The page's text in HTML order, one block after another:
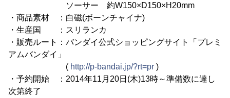
ソーサー 約W150×D150×H20mm
・商品素材 ：白磁(ボーンチャイナ)
・生産国 ：スリランカ
・販売ルート：バンダイ公式ショッピングサイト「プレミ
アムバンダイ」
( http://p-bandai.jp/?rt=pr )
・予約開始 ：2014年11月20日(木)13時～準備数に達し
次第終了